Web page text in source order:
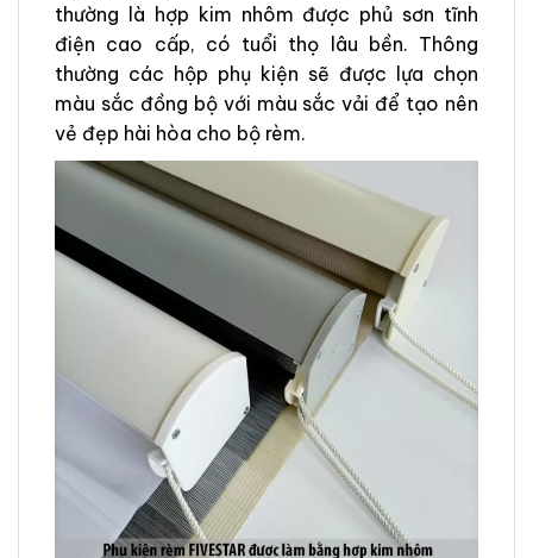
thường là hợp kim nhôm được phủ sơn tĩnh
điện cao cấp, có tuổi thọ lâu bền. Thông
thường các hộp phụ kiện sẽ được lựa chọn
màu sắc đồng bộ với màu sắc vải để tạo nên
vẻ đẹp hài hòa cho bộ rèm.